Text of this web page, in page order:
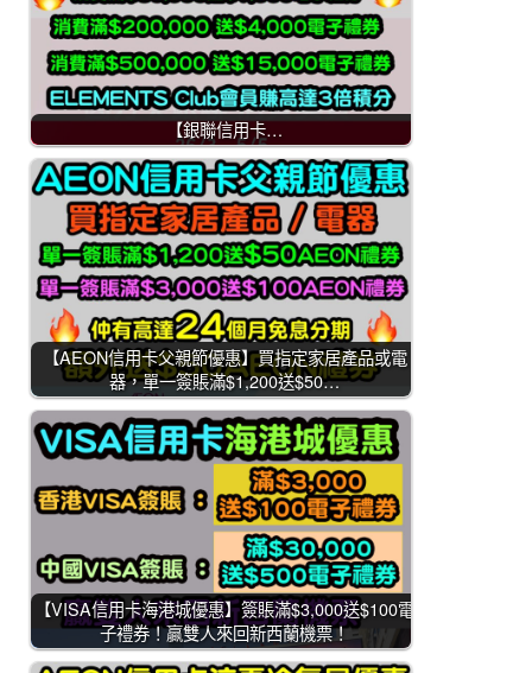
【銀聯信用卡…
【AEON信用卡父親節優惠】買指定家居產品或電
器，單一簽賬滿$1,200送$50…
【VISA信用卡海港城優惠】簽賬滿$3,000送$100電
子禮券！贏雙人來回新西蘭機票！